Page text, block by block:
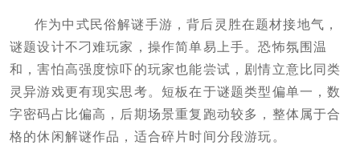
作为中式民俗解谜手游，背后灵胜在题材接地气，
谜题设计不刁难玩家，操作简单易上手。恐怖氛围温
和，害怕高强度惊吓的玩家也能尝试，剧情立意比同类
灵异游戏更有现实思考。短板在于谜题类型偏单一，数
字密码占比偏高，后期场景重复跑动较多，整体属于合
格的休闲解谜作品，适合碎片时间分段游玩。